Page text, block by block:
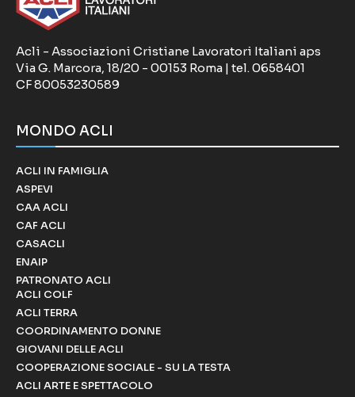
Acli - Associazioni Cristiane Lavoratori Italiani aps
Via G. Marcora, 18/20 - 00153 Roma | tel. 0658401
CF 80053230589
MONDO ACLI
ACLI IN FAMIGLIA
ASPEVI
CAA ACLI
CAF ACLI
CASACLI
ENAIP
PATRONATO ACLI
ACLI COLF
ACLI TERRA
COORDINAMENTO DONNE
GIOVANI DELLE ACLI
COOPERAZIONE SOCIALE - SU LA TESTA
ACLI ARTE E SPETTACOLO